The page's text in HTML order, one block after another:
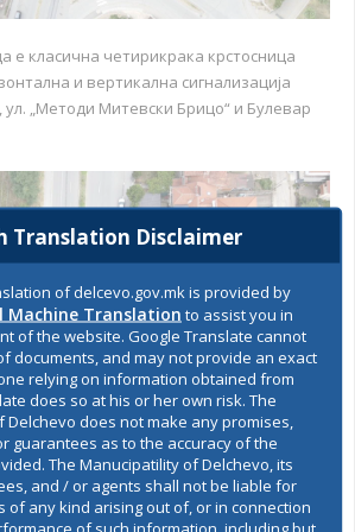
е класична четирикрака крстосница
и вертикална сигнализација
ул. „Методи Митевски Брицо“ и Булевар
избор на најповолна понуда ќе се
најповолната понуда врз основа
помеѓу цената и квалитетот .
Translation Disclaimer
of delcevo.gov.mk is provided by
Machine Translation to assist you in
of the website. Google Translate cannot
documents, and may not provide an exact
relying on information obtained from
does so at his or her own risk. The
Delchevo does not make any promises,
guarantees as to the accuracy of the
The Manucipatility of Delchevo, its
and / or agents shall not be liable for
of any kind arising out of, or in connection
of such information, including but